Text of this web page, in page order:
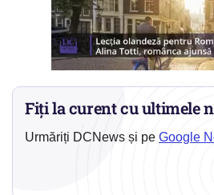
Fiți la curent cu ultimele
Urmăriți DCNews și pe Google